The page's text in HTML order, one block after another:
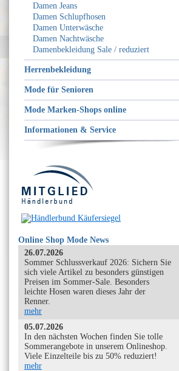
Damen Jeans
Damen Schlupfhosen
Damen Unterwäsche
Damen Nachtwäsche
Damenbekleidung Sale / reduziert
Herrenbekleidung
Mode für Senioren
Mode Marken-Shops online
Informationen & Service
Online Shop Mode News
26.07.2026
Sommer Schlussverkauf 2026: Sichern Sie
sich viele Artikel zu besonders günstigen
Preisen im Sommer-Sale. Besonders
leichte Hosen waren dieses Jahr der
Renner.
mehr
05.07.2026
In den nächsten Wochen finden Sie tolle
Sommerangebote in unserem Onlineshop.
Viele Einzelteile bis zu 50% reduziert!
mehr